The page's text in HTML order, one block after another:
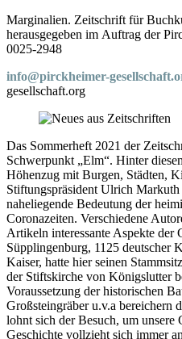
Marginalien. Zeitschrift für
herausgegeben im Auftrag der
0025-2948
info@pirckheimer-
gesellschaft.org
Das Sommerheft 2021 der
Schwerpunkt „Elm“. Hinter
Höhenzug mit Burgen, Städten,
Stiftungspräsident Ulrich
naheliegende Bedeutung der
Coronazeiten. Verschiedene
Artikeln interessante Aspekte der
Süpplingenburg, 1125 deutscher
Kaiser, hatte hier seinen
der Stiftskirche von Königslutter
Voraussetzung der historischen
Großsteingräber u.v.a bereichern
lohnt sich der Besuch, um unsere
Geschichte vollzieht sich immer